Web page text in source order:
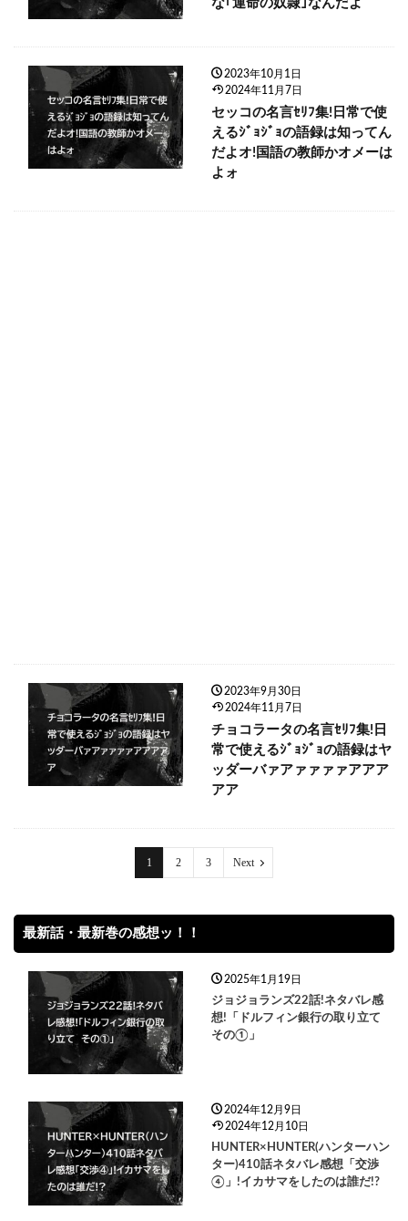
な｢運命の奴隷｣なんだよ
2023年10月1日
2024年11月7日
セッコの名言ｾﾘﾌ集!日常で使
えるｼﾞｮｼﾞｮの語録は知ってん
だよオ!国語の教師かオメーは
よォ
2023年9月30日
2024年11月7日
チョコラータの名言ｾﾘﾌ集!日
常で使えるｼﾞｮｼﾞｮの語録はヤ
ッダーバァアァァァァアアア
アア
1 2 3 Next
最新話・最新巻の感想ッ！！
2025年1月19日
ジョジョランズ22話!ネタバレ感
想!「ドルフィン銀行の取り立て
その①」
2024年12月9日
2024年12月10日
HUNTER×HUNTER(ハンターハン
ター)410話ネタバレ感想「交渉
④」!イカサマをしたのは誰だ!?